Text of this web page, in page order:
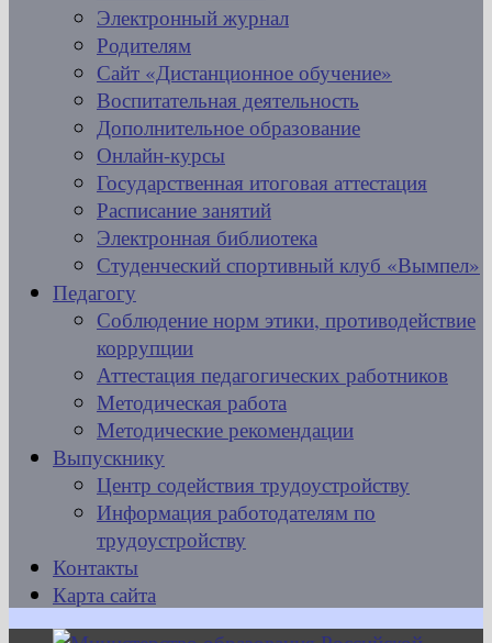
Электронный журнал
Родителям
Сайт «Дистанционное обучение»
Воспитательная деятельность
Дополнительное образование
Онлайн-курсы
Государственная итоговая аттестация
Расписание занятий
Электронная библиотека
Студенческий спортивный клуб «Вымпел»
Педагогу
Соблюдение норм этики, противодействие
коррупции
Аттестация педагогических работников
Методическая работа
Методические рекомендации
Выпускнику
Центр содействия трудоустройству
Информация работодателям по
трудоустройству
Контакты
Карта сайта